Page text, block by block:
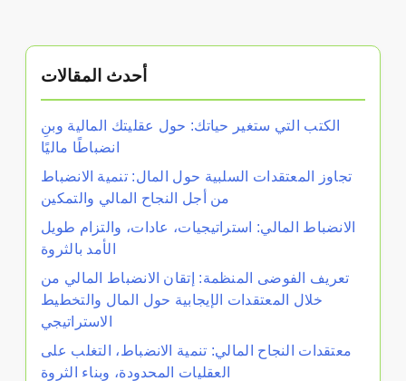
أحدث المقالات
الكتب التي ستغير حياتك: حول عقليتك المالية وبنِ
انضباطًا ماليًا
تجاوز المعتقدات السلبية حول المال: تنمية الانضباط
من أجل النجاح المالي والتمكين
الانضباط المالي: استراتيجيات، عادات، والتزام طويل
الأمد بالثروة
تعريف الفوضى المنظمة: إتقان الانضباط المالي من
خلال المعتقدات الإيجابية حول المال والتخطيط
الاستراتيجي
معتقدات النجاح المالي: تنمية الانضباط، التغلب على
العقليات المحدودة، وبناء الثروة